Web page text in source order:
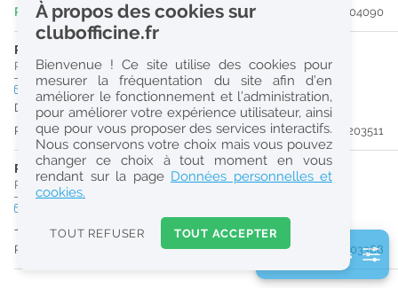
Réinitialiser
2
0
k
Consulter les offres de la France d'outre-mer
Publiée il y a 5 jour(s)
#204090
PHARMACIEN (H/F)
Pharmacie d'Officine|59540 Caudry
CDD temps plein
Du 14/09/26 au 30/12/26
Publiée il y a 12 jour(s)
#203511
PHARMACIEN (H/F)
Pharmacie d'Officine 02100 Saint-Quentin
Jusqu'au 29/11/26
Publiée il y a 15 jour(s)
#203368
2 filtre(s) actifs
À propos des cookies sur
clubofficine.fr
Bienvenue ! Ce site utilise des cookies pour
mesurer la fréquentation du site afin d’en
améliorer le fonctionnement et l’administration,
pour améliorer votre expérience utilisateur, ainsi
que pour vous proposer des services interactifs.
Nous conservons votre choix mais vous pouvez
changer ce choix à tout moment en vous
rendant sur la page Données personnelles et
cookies.
TOUT REFUSER TOUT ACCEPTER